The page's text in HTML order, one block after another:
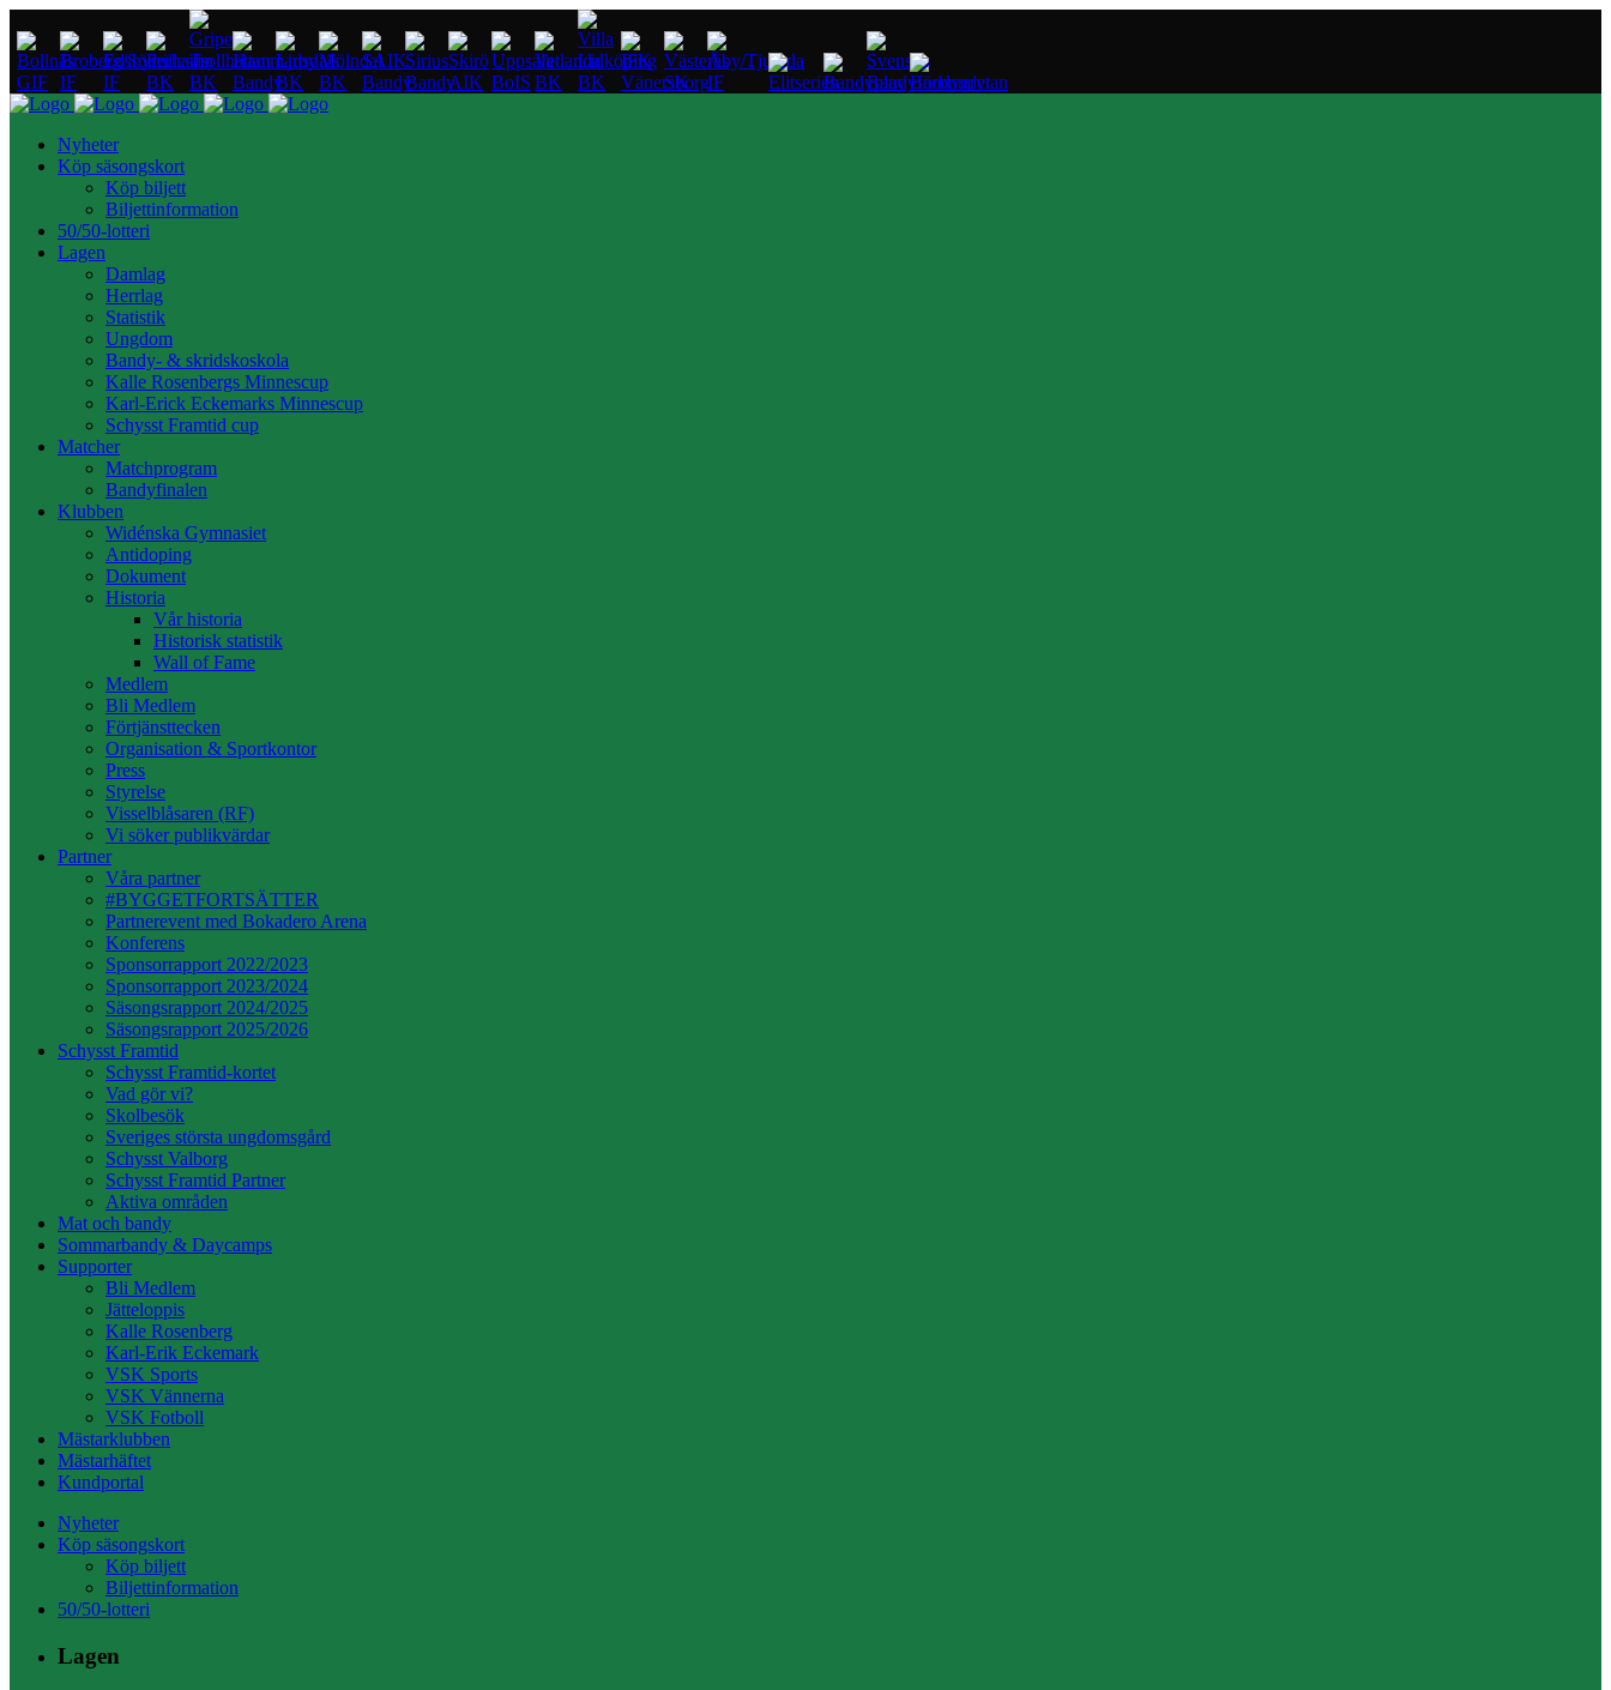
Nyheter
Köp säsongskort
Köp biljett
Biljettinformation
50/50-lotteri
Lagen
Damlag
Herrlag
Statistik
Ungdom
Bandy- & skridskoskola
Kalle Rosenbergs Minnescup
Karl-Erick Eckemarks Minnescup
Schysst Framtid cup
Matcher
Matchprogram
Bandyfinalen
Klubben
Widénska Gymnasiet
Antidoping
Dokument
Historia
Vår historia
Historisk statistik
Wall of Fame
Medlem
Bli Medlem
Förtjänsttecken
Organisation & Sportkontor
Press
Styrelse
Visselblåsaren (RF)
Vi söker publikvärdar
Partner
Våra partner
#BYGGETFORTSÄTTER
Partnerevent med Bokadero Arena
Konferens
Sponsorrapport 2022/2023
Sponsorrapport 2023/2024
Säsongsrapport 2024/2025
Säsongsrapport 2025/2026
Schysst Framtid
Schysst Framtid-kortet
Vad gör vi?
Skolbesök
Sveriges största ungdomsgård
Schysst Valborg
Schysst Framtid Partner
Aktiva områden
Mat och bandy
Sommarbandy & Daycamps
Supporter
Bli Medlem
Jätteloppis
Kalle Rosenberg
Karl-Erik Eckemark
VSK Sports
VSK Vännerna
VSK Fotboll
Mästarklubben
Mästarhäftet
Kundportal
Nyheter
Köp säsongskort
Köp biljett
Biljettinformation
50/50-lotteri
Lagen